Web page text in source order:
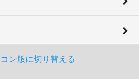
ン版に切り替える